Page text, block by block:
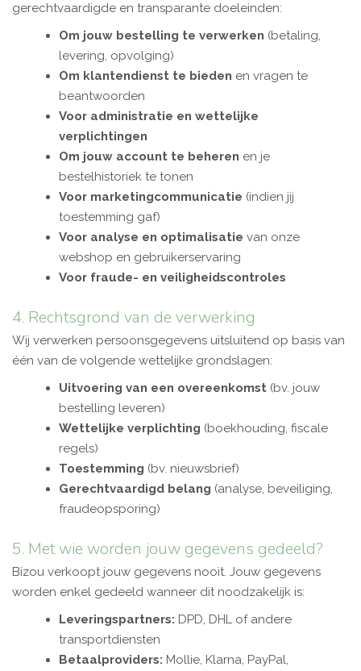
gerechtvaardigde en transparante doeleinden:
Om jouw bestelling te verwerken (betaling,
levering, opvolging)
Om klantendienst te bieden en vragen te
beantwoorden
Voor administratie en wettelijke
verplichtingen
Om jouw account te beheren en je
bestelhistoriek te tonen
Voor marketingcommunicatie (indien jij
toestemming gaf)
Voor analyse en optimalisatie van onze
webshop en gebruikerservaring
Voor fraude- en veiligheidscontroles
4. Rechtsgrond van de verwerking
Wij verwerken persoonsgegevens uitsluitend op basis van
één van de volgende wettelijke grondslagen:
Uitvoering van een overeenkomst (bv. jouw
bestelling leveren)
Wettelijke verplichting (boekhouding, fiscale
regels)
Toestemming (bv. nieuwsbrief)
Gerechtvaardigd belang (analyse, beveiliging,
fraudeopsporing)
5. Met wie worden jouw gegevens gedeeld?
Bizou verkoopt jouw gegevens nooit. Jouw gegevens
worden enkel gedeeld wanneer dit noodzakelijk is:
Leveringspartners: DPD, DHL of andere
transportdiensten
Betaalproviders: Mollie, Klarna, PayPal,